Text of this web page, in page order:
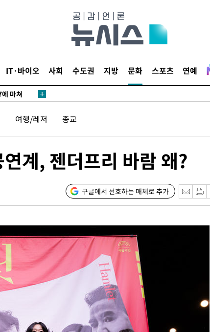
IT·바이오 사회 수도권 지방 문화 스포츠 연예
선제 대
부장 기소
개"
교수…이
25.3%↑
망
하향
재난지역
희망지 못
날씨]
요 선제 대
단
2무'
여행/레저 종교
계, 젠더프리 바람 왜?
구글에서 선호하는 매체로 추가